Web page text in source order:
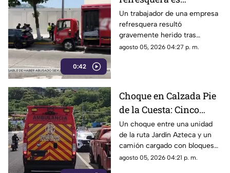
0:42
atropellado en la
Costera Miguel Alemán
Un trabajador de una empresa
refresquera resultó
gravemente herido tras
resbalar de su camión y ser
agosto 05, 2026 04:27 p. m.
Choque en Calzada Pie
de la Cuesta: Cinco
lesionados tras
impacto entre combi y
camión de carga
Un choque entre una unidad
de la ruta Jardín Azteca y un
camión cargado con bloques
de concreto movilizó a los
agosto 05, 2026 04:21 p. m.